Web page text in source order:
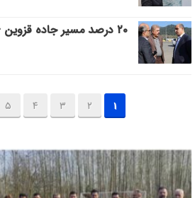
۲۰ درصد مسیر جاده قزوین – رشت باید بهسازی شود
۱ ۲ ۳ ۴ ۵